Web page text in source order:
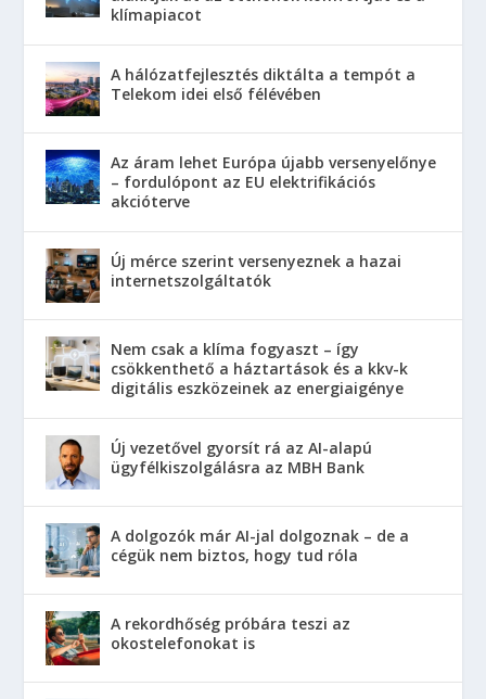
klímapiacot
A hálózatfejlesztés diktálta a tempót a
Telekom idei első félévében
Az áram lehet Európa újabb versenyelőnye
– fordulópont az EU elektrifikációs
akcióterve
Új mérce szerint versenyeznek a hazai
internetszolgáltatók
Nem csak a klíma fogyaszt – így
csökkenthető a háztartások és a kkv-k
digitális eszközeinek az energiaigénye
Új vezetővel gyorsít rá az AI-alapú
ügyfélkiszolgálásra az MBH Bank
A dolgozók már AI-jal dolgoznak – de a
cégük nem biztos, hogy tud róla
A rekordhőség próbára teszi az
okostelefonokat is